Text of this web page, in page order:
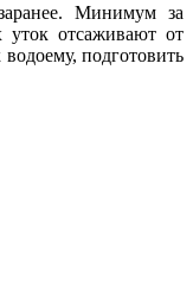
Минимум за
отсаживают от
подготовить